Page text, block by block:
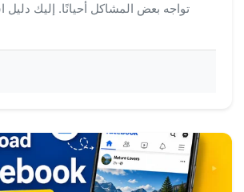
تواجه بعض المشاكل أحيانًا. إليك